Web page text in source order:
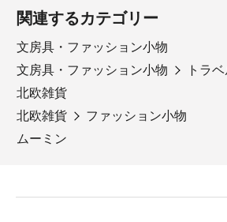
関連するカテゴリー
文房具・ファッション小物
文房具・ファッション小物
トラ
北欧雑貨
北欧雑貨
ファッション小物
ムーミン